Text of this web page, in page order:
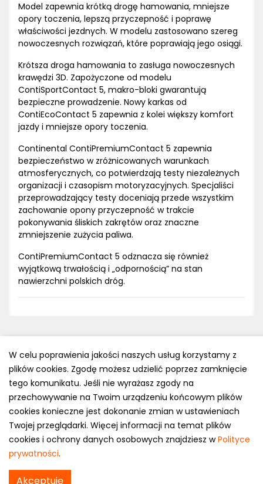
Model zapewnia krótką drogę hamowania, mniejsze
opory toczenia, lepszą przyczepność i poprawę
właściwości jezdnych. W modelu zastosowano szereg
nowoczesnych rozwiązań, które poprawiają jego osiągi.
Krótsza droga hamowania to zasługa nowoczesnych
krawędzi 3D. Zapożyczone od modelu
ContiSportContact 5, makro-bloki gwarantują
bezpieczne prowadzenie. Nowy karkas od
ContiEcoContact 5 zapewnia z kolei większy komfort
jazdy i mniejsze opory toczenia.
Continental ContiPremiumContact 5 zapewnia
bezpieczeństwo w zróżnicowanych warunkach
atmosferycznych, co potwierdzają testy niezależnych
organizacji i czasopism motoryzacyjnych. Specjaliści
przeprowadzający testy doceniają przede wszystkim
zachowanie opony przyczepność w trakcie
pokonywania śliskich zakrętów oraz znaczne
zmniejszenie zużycia paliwa.
ContiPremiumContact 5 odznacza się również
wyjątkową trwałością i „odpornością” na stan
nawierzchni polskich dróg.
Polityka prywatności
e-mail: kontakt@opony.com.pl
Copyright © 2000-2023 Opony.com.pl
W celu poprawienia jakości naszych usług korzystamy z
plików cookies. Zgodę możesz udzielić poprzez zamknięcie
tego komunikatu. Jeśli nie wyrażasz zgody na
przechowywanie na Twoim urządzeniu końcowym plików
cookies konieczne jest dokonanie zmian w ustawieniach
Twojej przeglądarki. Więcej informacji na temat plików
cookies i ochrony danych osobowych znajdziesz wPolityce
prywatności.
Akceptuję